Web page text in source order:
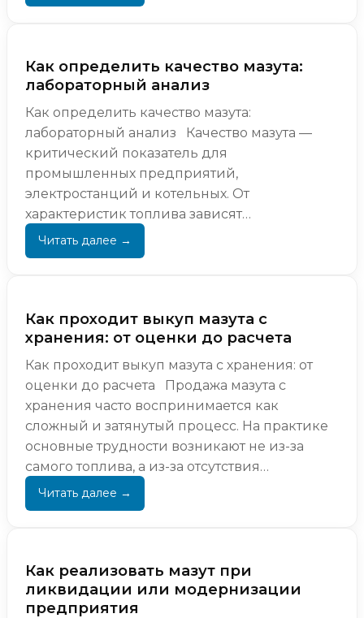
Как определить качество мазута:
лабораторный анализ
Как определить качество мазута:
лабораторный анализ Качество мазута —
критический показатель для
промышленных предприятий,
электростанций и котельных. От
характеристик топлива зависят
эффективность сгорания, безопасность
оборудования и экономическая
Как проходит выкуп мазута с
хранения: от оценки до расчета
Как проходит выкуп мазута с хранения: от
оценки до расчета Продажа мазута с
хранения часто воспринимается как
сложный и затянутый процесс. На практике
основные трудности возникают не из-за
самого топлива, а из-за отсутствия
понимания, как именно проходит ...
Как реализовать мазут при
ликвидации или модернизации
предприятия